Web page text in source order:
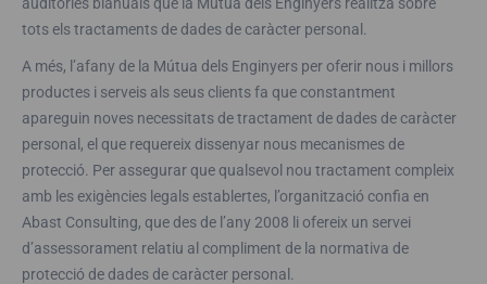
tots els tractaments de dades de caràcter personal.
A més, l’afany de la Mútua dels Enginyers per oferir nous i millors
productes i serveis als seus clients fa que constantment
apareguin noves necessitats de tractament de dades de caràcter
personal, el que requereix dissenyar nous mecanismes de
protecció. Per assegurar que qualsevol nou tractament compleix
amb les exigències legals establertes, l’organització confia en
Abast Consulting, que des de l’any 2008 li ofereix un servei
d’assessorament relatiu al compliment de la normativa de
protecció de dades de caràcter personal.